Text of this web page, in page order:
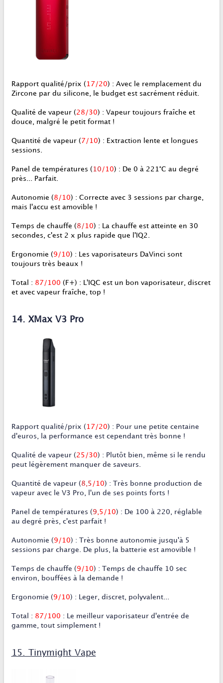
Rapport qualité/prix ( 17/20) : Avec le remplacement du
Zircone par du silicone, le budget est sacrément réduit.
Qualité de vapeur (28/30) : Vapeur toujours fraîche et
douce, malgré le petit format !
Quantité de vapeur(7/10) : Extraction lente et longues
sessions.
Panel de températures ( 10 /10) : De 0 à 221°C au degré
près... Parfait.
Autonomie (8 /10) : Correcte avec 3 sessions par charge,
mais l'accu est amovible !
Temps de chauffe (8 / 10) : La chauffe est atteinte en 30
secondes, c'est 2 x plus rapide que l'IQ2.
Ergonomie (9/10) : Les vaporisateurs DaVinci sont
toujours très beaux !
Total : 87/100 (F+) :
L'IQC est un bon vaporisateur, discret
et avec vapeur fraîche, top !
14. XMax V3 Pro
Rapport qualité/prix ( 17/20) : Pour une petite centaine
d'euros, la performance est cependant très bonne !
Qualité de vapeur(25/30) : Plutôt bien, même si le rendu
peut légèrement manquer de saveurs.
Quantité de vapeur(8,5 /10) : Très bonne production de
vapeur avec le V3 Pro, l'un de ses points forts !
Panel de températures (9 ,5/10) : De 100 à 220, réglable
au degré près, c'est parfait !
Autonomie (9/10) : Très bonne autonomie jusqu'à 5
sessions par charge. De plus, la batterie est amovible !
Temps de chauffe (9/10) : Temps de chauffe 10 sec
environ, bouffées à la demande !
Ergonomie (9/10) : Leger, discret, polyvalent...
Total : 87/100 : Le meilleur vaporisateur d'entrée de
gamme, tout simplement !
15. Tinymight Vape